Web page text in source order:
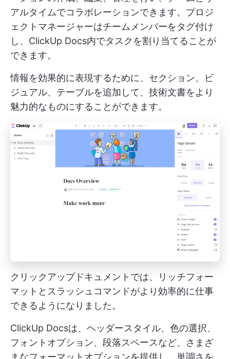
アルタイムでコラボレーションできます。プロジ
ェクトマネージャーはチームメンバーをタグ付け
し、ClickUp Docs内でタスクを割り当てることが
できます。
情報を効果的に表現するために、セクション、ビ
ジュアル、テーブルを追加して、技術文書をより
魅力的なものにすることができます。
クリックアップドキュメントでは、リッチフォー
マットとスラッシュコマンドがより効率的に仕事
できるようになりました。
ClickUp Docsは、ヘッダースタイル、色の選択、
フォントオプション、段落スペースなど、さまざ
まなフォーマットオプションを提供し、単調さを